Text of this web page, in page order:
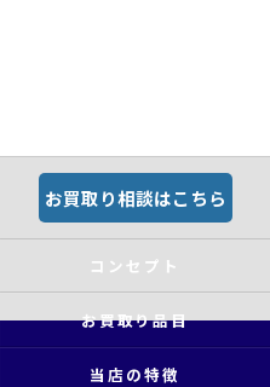
お買取り相談はこちら
コンセプト
お買取り品目
当店の特徴